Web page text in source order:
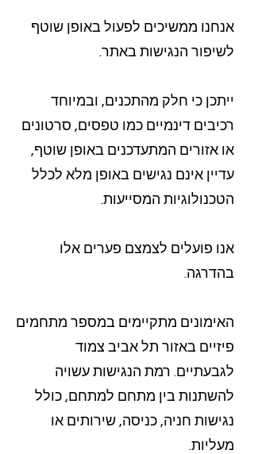
אנחנו ממשיכים לפעול באופן שוטף
לשיפור הנגישות באתר.
ייתכן כי חלק מהתכנים, ובמיוחד
רכיבים דינמיים כמו טפסים, סרטונים
או אזורים המתעדכנים באופן שוטף,
עדיין אינם נגישים באופן מלא לכלל
הטכנולוגיות המסייעות.
אנו פועלים לצמצם פערים אלו
בהדרגה.
האימונים מתקיימים במספר מתחמים
פיזיים באזור תל אביב צמוד
לגבעתיים. רמת הנגישות עשויה
להשתנות בין מתחם למתחם, כולל
נגישות חניה, כניסה, שירותים או
מעליות.